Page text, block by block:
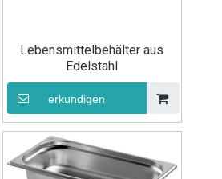
Lebensmittelbehälter aus
Edelstahl
erkundigen